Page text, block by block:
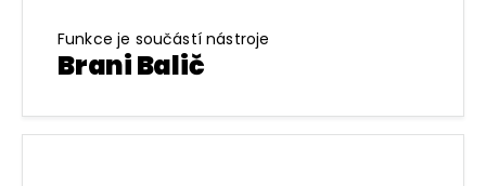
Funkce je součástí nástroje
Brani Balič